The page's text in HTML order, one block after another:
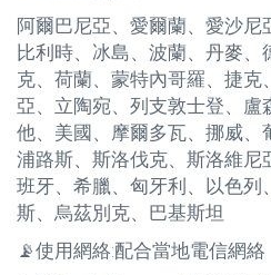
阿爾巴尼亞、愛爾蘭、愛沙尼
比利時、冰島、波蘭、丹麥
克、荷蘭、蒙特內哥羅、捷克
亞、立陶宛、列支敦士登、盧
他、美國、摩爾多瓦、挪威、
浦路斯、斯洛伐克、斯洛維尼
班牙、希臘、匈牙利、以色列
斯、烏茲別克、巴基斯坦
📡使用網絡:配合當地電信網絡